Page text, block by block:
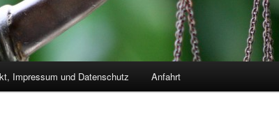
Impressum und Datenschutz Anfahrt